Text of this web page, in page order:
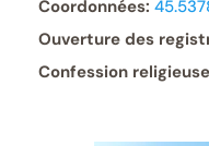
Coordonnées:
Ouverture des
Confession